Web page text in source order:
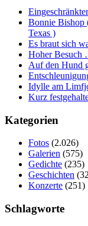
Bonnie Bishop
Texas )
Es braut sich
Hoher Besuch
Auf den Hund
Idylle am
Kurz
Kategorien
Fotos (2.026)
Galerien (575)
Gedichte (235)
Geschichten
Konzerte (251)
Schlagworte